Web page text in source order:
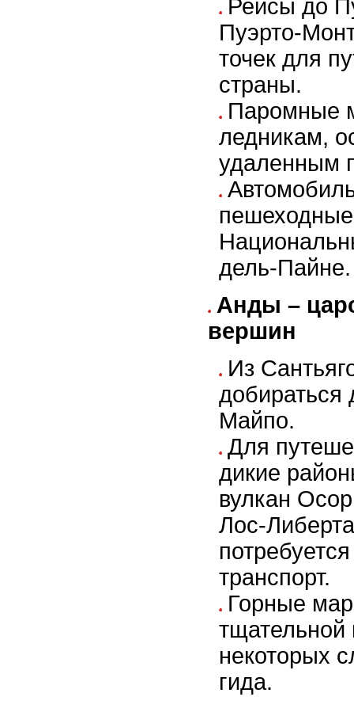
Рейсы до
Пуэрто-
точек для
страны.
Паромные
ледникам,
удаленным
дель-Пайне.
Анды –
вершин
Из
добираться
Майпо.
Для
дикие
вулкан
Лос-
транспорт.
Горные
тщательной
некоторых
гида.